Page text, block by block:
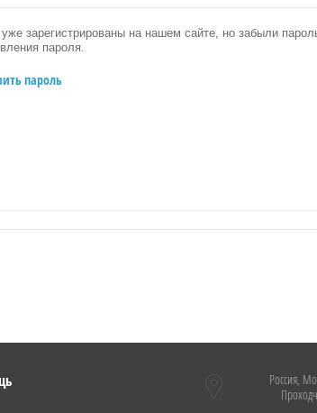
зарегистрированы на нашем сайте, но забыли
пароля.
пароль
Россия,